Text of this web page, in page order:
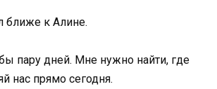
ближе к Алине.
пару дней. Мне нужно найти, где
нас прямо сегодня.